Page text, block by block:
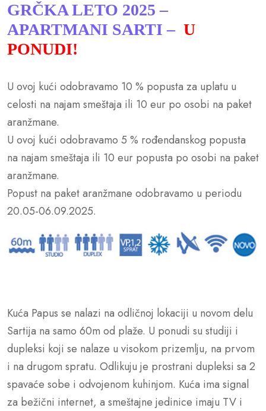
GRČKA LETO 2025 –
APARTMANI SARTI – U
PONUDI!
U ovoj kući odobravamo 10 % popusta za uplatu u
celosti na najam smeštaja ili 10 eur po osobi na paket
aranžmane.
U ovoj kući odobravamo 5 % rođendanskog popusta
na najam smeštaja ili 10 eur popusta po osobi na paket
aranžmane.
Popust na paket aranžmane odobravamo u periodu
20.05-06.09.2025.
Kuća Papus se nalazi na odličnoj lokaciji u novom delu
Sartija na samo 60m od plaže. U ponudi su studiji i
dupleksi koji se nalaze u visokom prizemlju, na prvom
i na drugom spratu. Odlikuju je prostrani dupleksi sa 2
spavaće sobe i odvojenom kuhinjom. Kuća ima signal
za bežični internet, a smeštajne jedinice imaju TV i